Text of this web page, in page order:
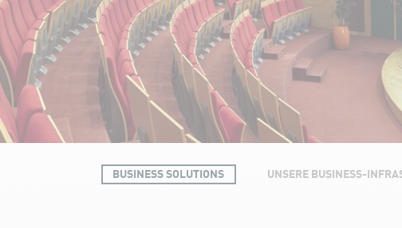
BUSINESS SOLUTIONS UNSERE BUSINESS-